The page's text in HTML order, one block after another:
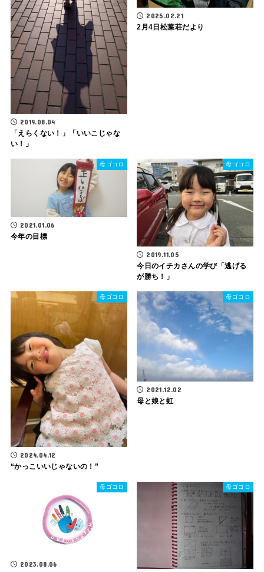
2019.08.04
「えらくない！」「いいこじゃな
い！」
2025.02.21
2月4日松葉荘だより
母ゴコロ
2021.01.06
今年の目標
母ゴコロ
2019.11.05
今日のイチカさんの学び「逃げる
が勝ち！」
母ゴコロ
2024.04.12
“かっこいいじゃないの！”
母ゴコロ
2021.12.02
母と娘と虹
母ゴコロ
2023.08.06
母ゴコロ